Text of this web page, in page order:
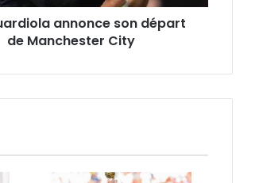
annonce son départ
de Manchester City